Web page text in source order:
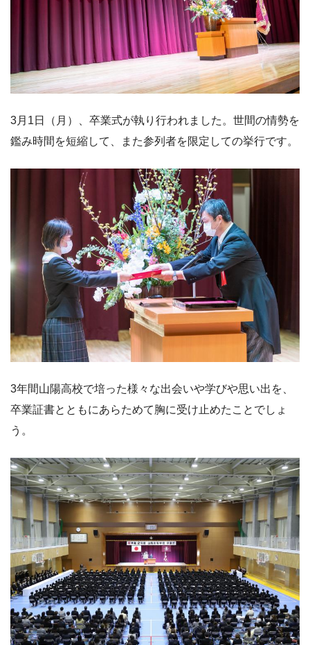
3月1日（月）、卒業式が執り行われました。世間の情勢を
鑑み時間を短縮して、また参列者を限定しての挙行です。
3年間山陽高校で培った様々な出会いや学びや思い出を、
卒業証書とともにあらためて胸に受け止めたことでしょ
う。